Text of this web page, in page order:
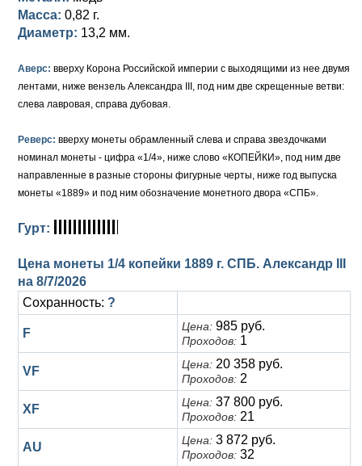
Русско-Польские
Памятные и донативные
Для Грузии
Медь
Серебро
Сибирские монеты
Таврические монеты
Елизавета I (1741-1762)
Серебро
Для Пруссии
Ливонезы
Альбертусталер
Анна Иоанновна (1730-1740)
Екатерина I (1725-1727)
Петр I (1682-1725)
Золото
Серебро
Медь
Масса: 0,82 г.
Диаметр: 13,2 мм.
Аверс: вверху Корона Российской империи с выходящими из нее двумя
лентами, ниже вензель Александра III, под ним две скрещенные ветви:
слева лавровая, справа дубовая.
Реверс: вверху монеты обрамленный слева и справа звездочками
номинал монеты - цифра «1/4», ниже слово «КОПЕЙКИ», под ним две
направленные в разные стороны фигурные черты, ниже год выпуска
монеты «1889» и под ним обозначение монетного двора «СПБ».
Гурт:
Цена монеты 1/4 копейки 1889 г. СПБ. Александр III
на 8/7/2026
Сохранность: ?
F Цена: 985 руб.
Проходов: 1
VF Цена: 20 358 руб.
Проходов: 2
XF Цена: 37 800 руб.
Проходов: 21
AU Цена: 3 872 руб.
Проходов: 32